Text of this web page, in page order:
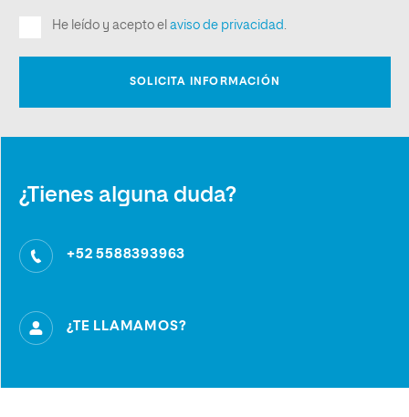
¿Tienes alguna duda?
+52 5588393963
¿TE LLAMAMOS?